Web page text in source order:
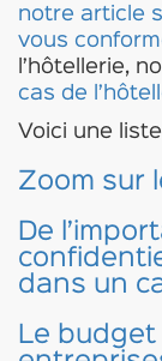
notre article
vous
l’hôtellerie,
cas de
Voici une
Zoom sur
De
dans un
Le